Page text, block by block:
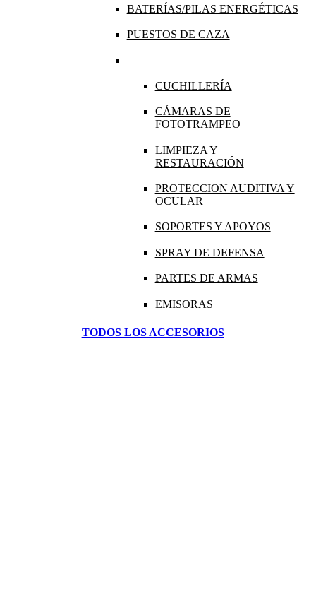
BATERÍAS/PILAS ENERGÉTICAS
PUESTOS DE CAZA
CUCHILLERÍA
CÁMARAS DE
FOTOTRAMPEO
LIMPIEZA Y
RESTAURACIÓN
PROTECCION AUDITIVA Y
OCULAR
SOPORTES Y APOYOS
SPRAY DE DEFENSA
PARTES DE ARMAS
EMISORAS
TODOS LOS ACCESORIOS